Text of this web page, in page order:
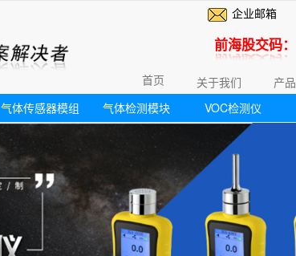
企业邮箱
前海股交码
首页 关于我们
产
气体传感器模组 气体检测模块 VOC检测仪